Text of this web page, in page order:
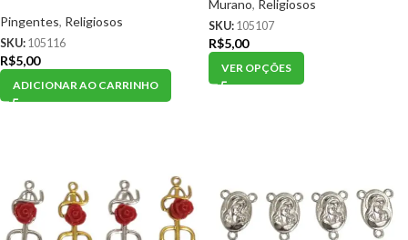
Pingentes, Religiosos
SKU: 105116
R$5,00
ADICIONAR AO CARRINHO
Murano, Religiosos
SKU: 105107
R$5,00
VER OPÇÕES